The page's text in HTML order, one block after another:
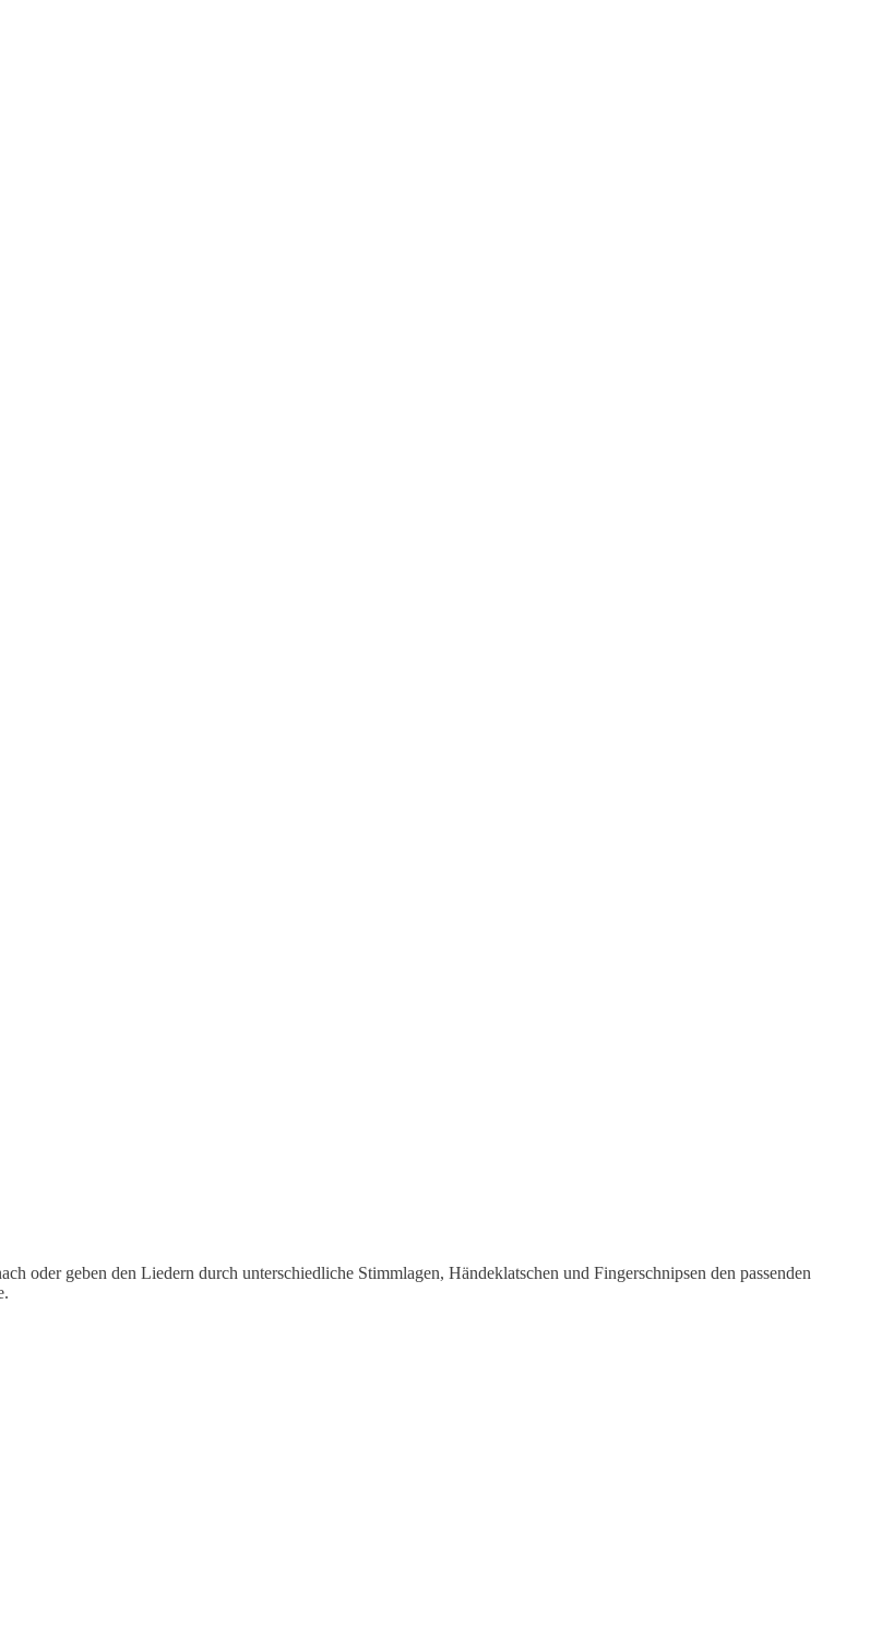
oder geben den Liedern durch unterschiedliche Stimmlagen, Händeklatschen und Fingerschnipsen den passenden